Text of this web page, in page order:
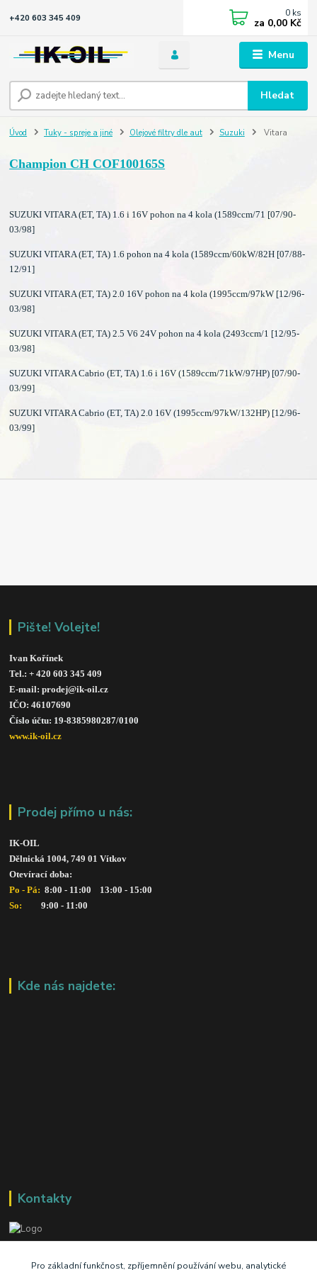
Menu
Hledat
+420 603 345 409 0 ks
za 0,00 Kč
Úvod Tuky - spreje a jiné Olejové filtry dle aut Suzuki Vitara
Champion CH COF100165S
SUZUKI VITARA (ET, TA) 1.6 i 16V pohon na 4 kola (1589ccm/71 [07/90-
03/98]
SUZUKI VITARA (ET, TA) 1.6 pohon na 4 kola (1589ccm/60kW/82H [07/88-
12/91]
SUZUKI VITARA (ET, TA) 2.0 16V pohon na 4 kola (1995ccm/97kW [12/96-
03/98]
SUZUKI VITARA (ET, TA) 2.5 V6 24V pohon na 4 kola (2493ccm/1 [12/95-
03/98]
SUZUKI VITARA Cabrio (ET, TA) 1.6 i 16V (1589ccm/71kW/97HP) [07/90-
03/99]
SUZUKI VITARA Cabrio (ET, TA) 2.0 16V (1995ccm/97kW/132HP) [12/96-
03/99]
Pište! Volejte!
Ivan Kořínek
Tel.: + 420 603 345 409
E-mail: prodej@ik-oil.cz
IČO: 46107690
Číslo účtu: 19-8385980287/0100
www.ik-oil.cz
Prodej přímo u nás:
IK-OIL
Dělnická 1004, 749 01 Vítkov
Otevírací doba:
Po - Pá: 8:00 - 11:00    13:00 - 15:00
So:
      9:00 - 11:00
Kde nás najdete:
Kontakty
+420 603 345 409
Pro základní funkčnost, zpříjemnění používání webu, analytické